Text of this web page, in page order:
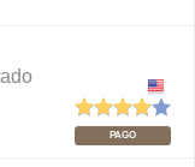
PAGO